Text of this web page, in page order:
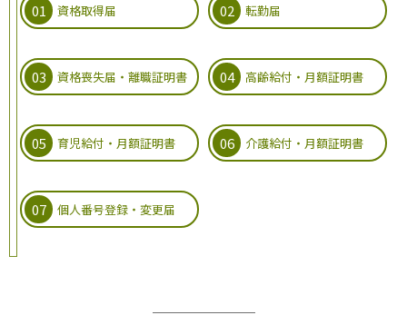
資格取得届 転勤届
資格喪失届・離職証明書 高齢給付・月額証明書
育児給付・月額証明書 介護給付・月額証明書
個人番号登録・変更届